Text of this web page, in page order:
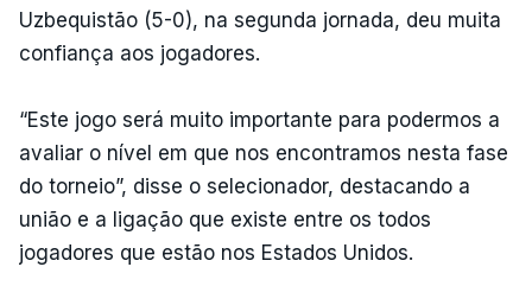
Uzbequistão (5-0), na segunda jornada, deu muita
confiança aos jogadores.
“Este jogo será muito importante para podermos a
avaliar o nível em que nos encontramos nesta fase
do torneio”, disse o selecionador, destacando a
união e a ligação que existe entre os todos
jogadores que estão nos Estados Unidos.